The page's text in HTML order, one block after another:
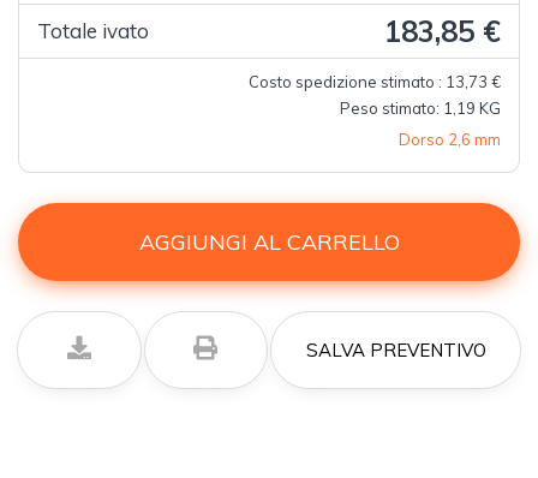
Totale ivato 183,85 €
Costo spedizione stimato : 13,73 €
Peso stimato: 1,19 KG
Dorso 2,6 mm
AGGIUNGI AL CARRELLO
SALVA PREVENTIVO